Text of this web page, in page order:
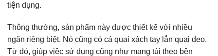
tiện dụng.
Thông thường, sản phẩm này được thiết kế với nhiều
ngăn riêng biệt. Nó cũng có cả quai xách tay lẫn quai đeo.
Từ đó, giúp việc sử dụng cũng như mang túi theo bên